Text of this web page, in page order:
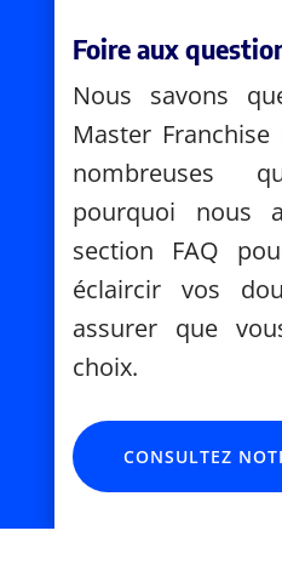
Foire aux
Nous savons
Master
nombreuses
pourquoi nous
section FAQ
éclaircir vos
assurer que
choix.
CONSULTEZ